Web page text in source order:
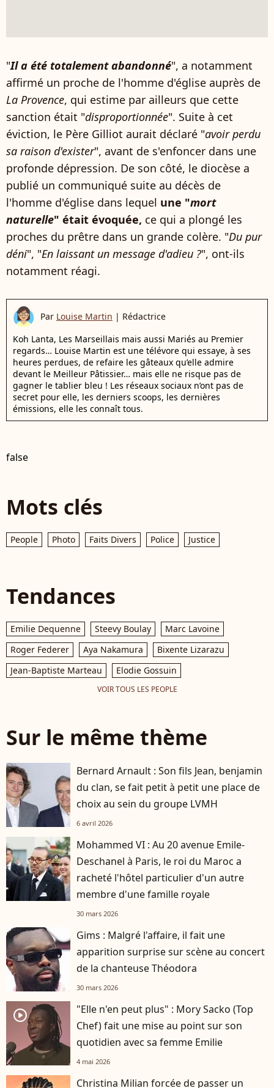
"Il a été totalement abandonné", a notamment
affirmé un proche de l'homme d'église auprès de
La Provence, qui estime par ailleurs que cette
sanction était "disproportionnée". Suite à cet
éviction, le Père Gilliot aurait déclaré "avoir perdu
sa raison d'exister", avant de s'enfoncer dans une
profonde dépression. De son côté, le diocèse a
publié un communiqué suite au décès de
l'homme d'église dans lequel une "mort
naturelle" était évoquée, ce qui a plongé les
proches du prêtre dans un grande colère. "Du pur
déni", "En laissant un message d'adieu ?", ont-ils
notamment réagi.
Par Louise Martin | Rédactrice
Koh Lanta, Les Marseillais mais aussi Mariés au Premier
regards… Louise Martin est une télévore qui essaye, à ses
heures perdues, de refaire les gâteaux qu’elle admire
devant le Meilleur Pâtissier… mais elle ne risque pas de
gagner le tablier bleu ! Les réseaux sociaux n’ont pas de
secret pour elle, les derniers scoops, les dernières
émissions, elle les connaît tous.
false
Mots clés
People Photo Faits Divers Police Justice
Tendances
Emilie Dequenne Steevy Boulay
Marc Lavoine
Roger Federer
Aya Nakamura
Bixente Lizarazu
Jean-Baptiste Marteau
Elodie Gossuin
VOIR TOUS LES PEOPLE
Sur le même thème
Bernard Arnault : Son fils Jean, benjamin
du clan, se fait petit à petit une place de
choix au sein du groupe LVMH
6 avril 2026
Mohammed VI : Au 20 avenue Emile-
Deschanel à Paris, le roi du Maroc a
racheté l'hôtel particulier d'un autre
membre d'une famille royale
30 mars 2026
Gims : Malgré l'affaire, il fait une
apparition surprise sur scène au concert
de la chanteuse Théodora
30 mars 2026
player2
"Elle n'en peut plus" : Mory Sacko (Top
Chef) fait une mise au point sur son
quotidien avec sa femme Emilie
4 mai 2026
Christina Milian forcée de passer un